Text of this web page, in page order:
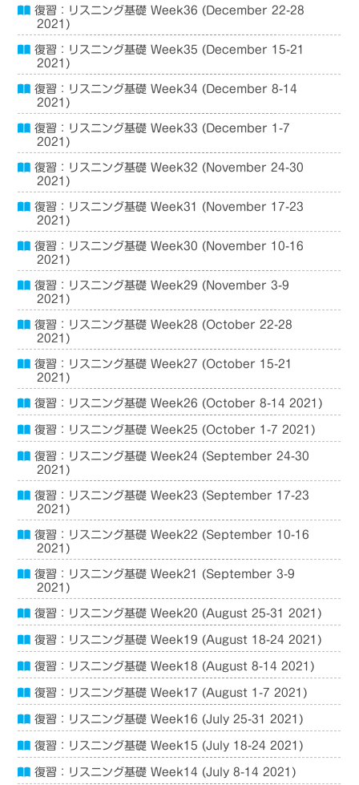
復習：リスニング基礎 Week36 (December 22-28
2021)
復習：リスニング基礎 Week35 (December 15-21
2021)
復習：リスニング基礎 Week34 (December 8-14
2021)
復習：リスニング基礎 Week33 (December 1-7
2021)
復習：リスニング基礎 Week32 (November 24-30
2021)
復習：リスニング基礎 Week31 (November 17-23
2021)
復習：リスニング基礎 Week30 (November 10-16
2021)
復習：リスニング基礎 Week29 (November 3-9
2021)
復習：リスニング基礎 Week28 (October 22-28
2021)
復習：リスニング基礎 Week27 (October 15-21
2021)
復習：リスニング基礎 Week26 (October 8-14 2021)
復習：リスニング基礎 Week25 (October 1-7 2021)
復習：リスニング基礎 Week24 (September 24-30
2021)
復習：リスニング基礎 Week23 (September 17-23
2021)
復習：リスニング基礎 Week22 (September 10-16
2021)
復習：リスニング基礎 Week21 (September 3-9
2021)
復習：リスニング基礎 Week20 (August 25-31 2021)
復習：リスニング基礎 Week19 (August 18-24 2021)
復習：リスニング基礎 Week18 (August 8-14 2021)
復習：リスニング基礎 Week17 (August 1-7 2021)
復習：リスニング基礎 Week16 (July 25-31 2021)
復習：リスニング基礎 Week15 (July 18-24 2021)
復習：リスニング基礎 Week14 (July 8-14 2021)